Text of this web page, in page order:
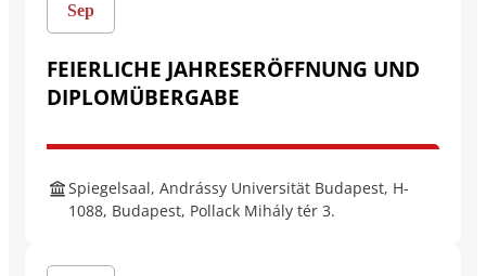
Sep
FEIERLICHE JAHRESERÖFFNUNG UND
DIPLOMÜBERGABE
Spiegelsaal, Andrássy Universität Budapest, H-
1088, Budapest, Pollack Mihály tér 3.